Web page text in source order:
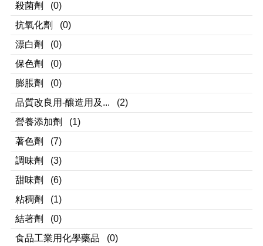
殺菌劑
(0)
抗氧化劑
(0)
漂白劑
(0)
保色劑
(0)
膨脹劑
(0)
品質改良用-釀造用及...
(2)
營養添加劑
(1)
著色劑
(7)
調味劑
(3)
甜味劑
(6)
粘稠劑
(1)
結著劑
(0)
食品工業用化學藥品
(0)